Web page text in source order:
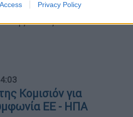
Privacy Policy
- Ασύμφορα
της Κίνας
Κομισιόν για
ΕΕ - ΗΠΑ